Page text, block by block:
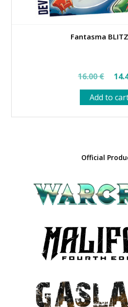
Fantasma BLITZ
16.00€
Add to
Official